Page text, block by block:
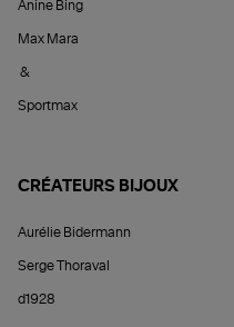
Anine Bing
Max Mara
&
Sportmax
CRÉATEURS BIJOUX
Aurélie Bidermann
Serge Thoraval
d1928